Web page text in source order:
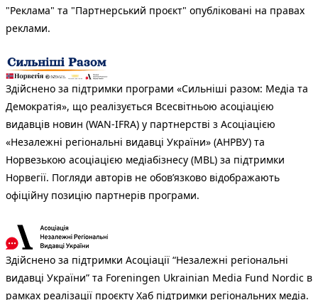
"Реклама" та "Партнерський проєкт" опубліковані на правах
реклами.
Здійснено за підтримки програми «Сильніші разом: Медіа та
Демократія», що реалізується Всесвітньою асоціацією
видавців новин (WAN-IFRA) у партнерстві з Асоціацією
«Незалежні регіональні видавці України» (АНРВУ) та
Норвезькою асоціацією медіабізнесу (MBL) за підтримки
Норвегії. Погляди авторів не обов’язково відображають
офіційну позицію партнерів програми.
Здійснено за підтримки Асоціації “Незалежні регіональні
видавці України” та Foreningen Ukrainian Media Fund Nordic в
рамках реалізації проєкту Хаб підтримки регіональних медіа.